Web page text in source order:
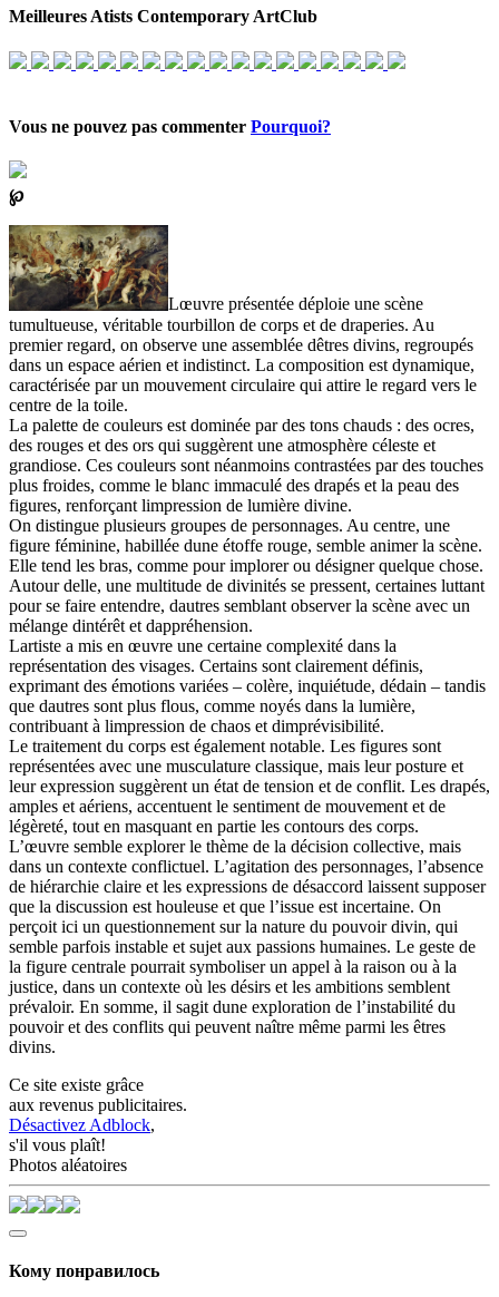
Meilleures Atists Contemporary ArtClub
Vous ne pouvez pas commenter Pourquoi?
℘
Lœuvre présentée déploie une scène
tumultueuse, véritable tourbillon de corps et de draperies. Au
premier regard, on observe une assemblée dêtres divins, regroupés
dans un espace aérien et indistinct. La composition est dynamique,
caractérisée par un mouvement circulaire qui attire le regard vers le
centre de la toile.
La palette de couleurs est dominée par des tons chauds : des ocres,
des rouges et des ors qui suggèrent une atmosphère céleste et
grandiose. Ces couleurs sont néanmoins contrastées par des touches
plus froides, comme le blanc immaculé des drapés et la peau des
figures, renforçant limpression de lumière divine.
On distingue plusieurs groupes de personnages. Au centre, une
figure féminine, habillée dune étoffe rouge, semble animer la scène.
Elle tend les bras, comme pour implorer ou désigner quelque chose.
Autour delle, une multitude de divinités se pressent, certaines luttant
pour se faire entendre, dautres semblant observer la scène avec un
mélange dintérêt et dappréhension.
Lartiste a mis en œuvre une certaine complexité dans la
représentation des visages. Certains sont clairement définis,
exprimant des émotions variées – colère, inquiétude, dédain – tandis
que dautres sont plus flous, comme noyés dans la lumière,
contribuant à limpression de chaos et dimprévisibilité.
Le traitement du corps est également notable. Les figures sont
représentées avec une musculature classique, mais leur posture et
leur expression suggèrent un état de tension et de conflit. Les drapés,
amples et aériens, accentuent le sentiment de mouvement et de
légèreté, tout en masquant en partie les contours des corps.
L’œuvre semble explorer le thème de la décision collective, mais
dans un contexte conflictuel. L’agitation des personnages, l’absence
de hiérarchie claire et les expressions de désaccord laissent supposer
que la discussion est houleuse et que l’issue est incertaine. On
perçoit ici un questionnement sur la nature du pouvoir divin, qui
semble parfois instable et sujet aux passions humaines. Le geste de
la figure centrale pourrait symboliser un appel à la raison ou à la
justice, dans un contexte où les désirs et les ambitions semblent
prévaloir. En somme, il sagit dune exploration de l’instabilité du
pouvoir et des conflits qui peuvent naître même parmi les êtres
divins.
Ce site existe grâce
aux revenus publicitaires.
Désactivez Adblock,
s'il vous plaît!
Photos aléatoires
Кому понравилось